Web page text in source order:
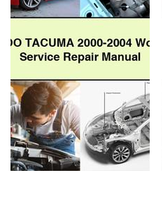
Service
Manual